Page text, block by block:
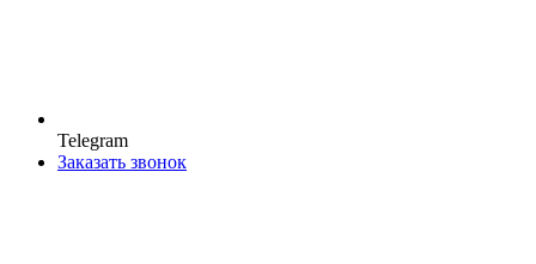
Telegram
Заказать звонок